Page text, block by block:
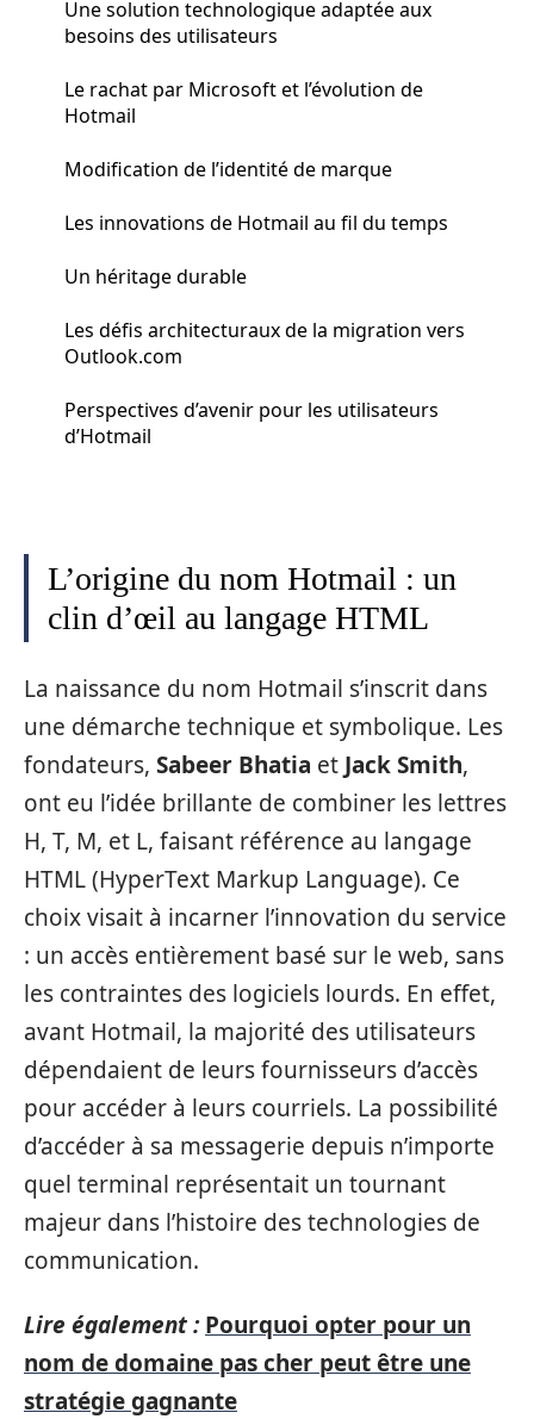
Une solution technologique adaptée aux
besoins des utilisateurs
Le rachat par Microsoft et l’évolution de
Hotmail
Modification de l’identité de marque
Les innovations de Hotmail au fil du temps
Un héritage durable
Les défis architecturaux de la migration vers
Outlook.com
Perspectives d’avenir pour les utilisateurs
d’Hotmail
L’origine du nom Hotmail : un
clin d’œil au langage HTML
La naissance du nom Hotmail s’inscrit dans
une démarche technique et symbolique. Les
fondateurs, Sabeer Bhatia et Jack Smith,
ont eu l’idée brillante de combiner les lettres
H, T, M, et L, faisant référence au langage
HTML (HyperText Markup Language). Ce
choix visait à incarner l’innovation du service
: un accès entièrement basé sur le web, sans
les contraintes des logiciels lourds. En effet,
avant Hotmail, la majorité des utilisateurs
dépendaient de leurs fournisseurs d’accès
pour accéder à leurs courriels. La possibilité
d’accéder à sa messagerie depuis n’importe
quel terminal représentait un tournant
majeur dans l’histoire des technologies de
communication.
Lire également : Pourquoi opter pour un
nom de domaine pas cher peut être une
stratégie gagnante